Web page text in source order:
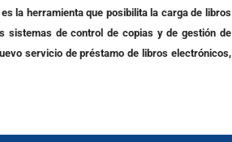
la herramienta que posibilita la carga de libros
sistemas de control de copias y de gestión de
servicio de préstamo de libros electrónicos,